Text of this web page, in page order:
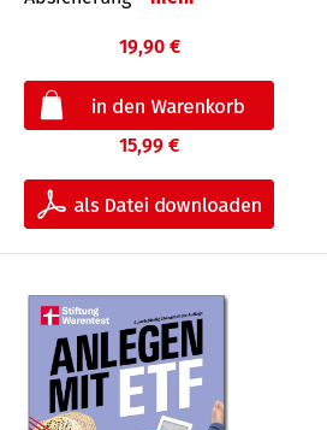
19,90 €
15,99 €